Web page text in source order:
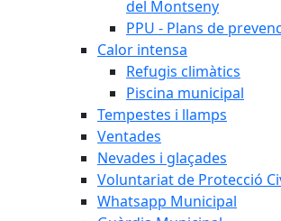
del Montseny
PPU - Plans de
Calor intensa
Refugis climàtics
Piscina municipal
Tempestes i llamps
Ventades
Nevades i glaçades
Voluntariat de Protecció
Whatsapp Municipal